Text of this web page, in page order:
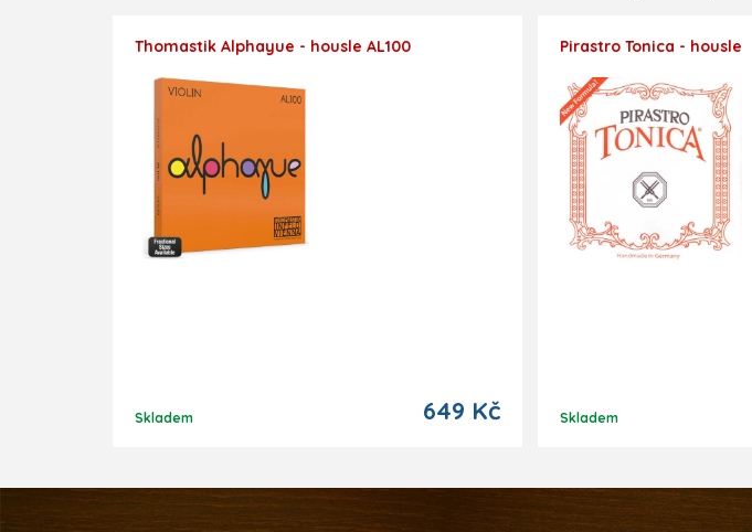
Thomastik Alphayue - housle AL100
Skladem 649 Kč
Pirastro Tonica - housle
Skladem